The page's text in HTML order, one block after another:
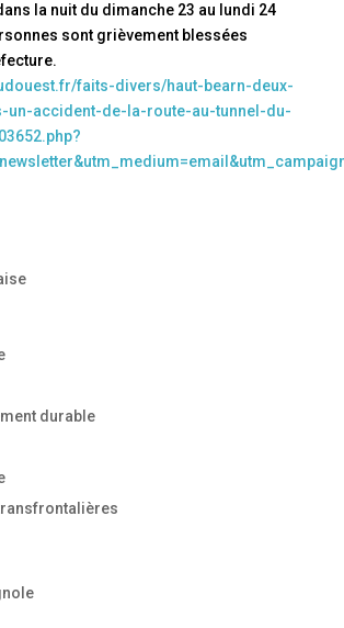
la nuit du dimanche 23 au lundi 24
sont grièvement blessées
faits-divers/haut-bearn-deux-
un-accident-de-la-route-au-tunnel-du-
durable